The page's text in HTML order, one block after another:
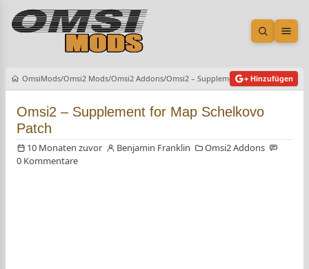
Suche
OmsiMods Omsi2 Mods Omsi2 Addons Omsi2 – Supplement for Map
+ Hinzufügen
Omsi2 – Supplement for Map Schelkovo
Patch
10 Monaten zuvor Benjamin Franklin
Omsi2 Addons
0 Kommentare